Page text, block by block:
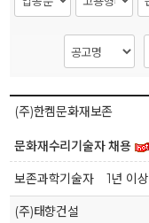
(주)한켐문화재보존
문화재수리기술자 채용
보존과학기술자 1년 이상
(주)태향건설